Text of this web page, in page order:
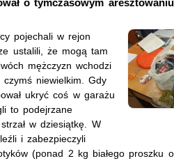
o tymczasowym
pojechali w rejon
ustalili, że mogą tam
mężczyzn wchodzi
niewielkim. Gdy
ukryć coś w garażu
to podejrzane
w dziesiątkę. W
i zabezpieczyli
(ponad 2 kg białego proszku